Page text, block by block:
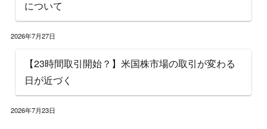
について
2026年7月27日
【23時間取引開始？】米国株市場の取引が変わる
日が近づく
2026年7月23日